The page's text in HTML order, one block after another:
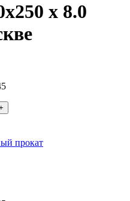
х 8.0
прокат